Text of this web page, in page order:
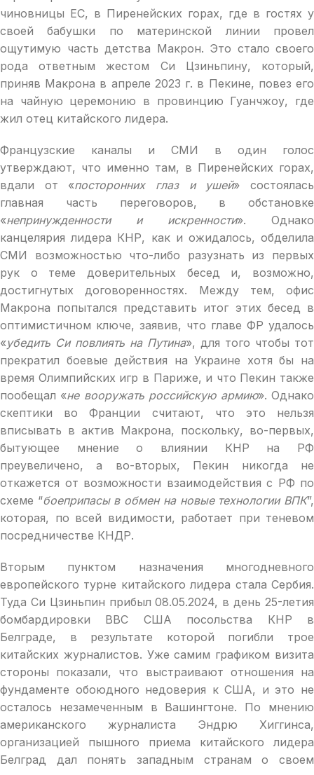
чиновницы ЕС, в Пиренейских горах, где в гостях у
своей бабушки по материнской линии провел
ощутимую часть детства Макрон. Это стало своего
рода ответным жестом Си Цзиньпину, который,
приняв Макрона в апреле 2023 г. в Пекине, повез его
на чайную церемонию в провинцию Гуанчжоу, где
жил отец китайского лидера.
Французские каналы и СМИ в один голос
утверждают, что именно там, в Пиренейских горах,
вдали от «посторонних глаз и ушей» состоялась
главная часть переговоров, в обстановке
«непринужденности и искренности». Однако
канцелярия лидера КНР, как и ожидалось, обделила
СМИ возможностью что-либо разузнать из первых
рук о теме доверительных бесед и, возможно,
достигнутых договоренностях. Между тем, офис
Макрона попытался представить итог этих бесед в
оптимистичном ключе, заявив, что главе ФР удалось
«убедить Си повлиять на Путина», для того чтобы тот
прекратил боевые действия на Украине хотя бы на
время Олимпийских игр в Париже, и что Пекин также
пообещал «не вооружать российскую армию». Однако
скептики во Франции считают, что это нельзя
вписывать в актив Макрона, поскольку, во-первых,
бытующее мнение о влиянии КНР на РФ
преувеличено, а во-вторых, Пекин никогда не
откажется от возможности взаимодействия с РФ по
схеме “боеприпасы в обмен на новые технологии ВПК”,
которая, по всей видимости, работает при теневом
посредничестве КНДР.
Вторым пунктом назначения многодневного
европейского турне китайского лидера стала Сербия.
Туда Си Цзиньпин прибыл 08.05.2024, в день 25-летия
бомбардировки ВВС США посольства КНР в
Белграде, в результате которой погибли трое
китайских журналистов. Уже самим графиком визита
стороны показали, что выстраивают отношения на
фундаменте обоюдного недоверия к США, и это не
осталось незамеченным в Вашингтоне. По мнению
американского журналиста Эндрю Хиггинса,
организацией пышного приема китайского лидера
Белград дал понять западным странам о своем